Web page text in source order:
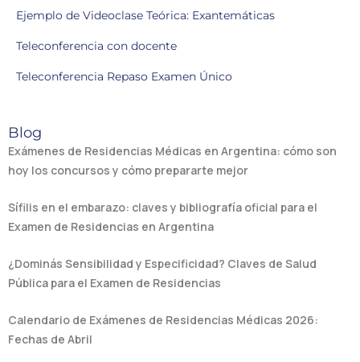
Ejemplo de Videoclase Teórica: Exantemáticas
Teleconferencia con docente
Teleconferencia Repaso Examen Único
Blog
Exámenes de Residencias Médicas en Argentina: cómo son
hoy los concursos y cómo prepararte mejor
Sífilis en el embarazo: claves y bibliografía oficial para el
Examen de Residencias en Argentina
¿Dominás Sensibilidad y Especificidad? Claves de Salud
Pública para el Examen de Residencias
Calendario de Exámenes de Residencias Médicas 2026:
Fechas de Abril